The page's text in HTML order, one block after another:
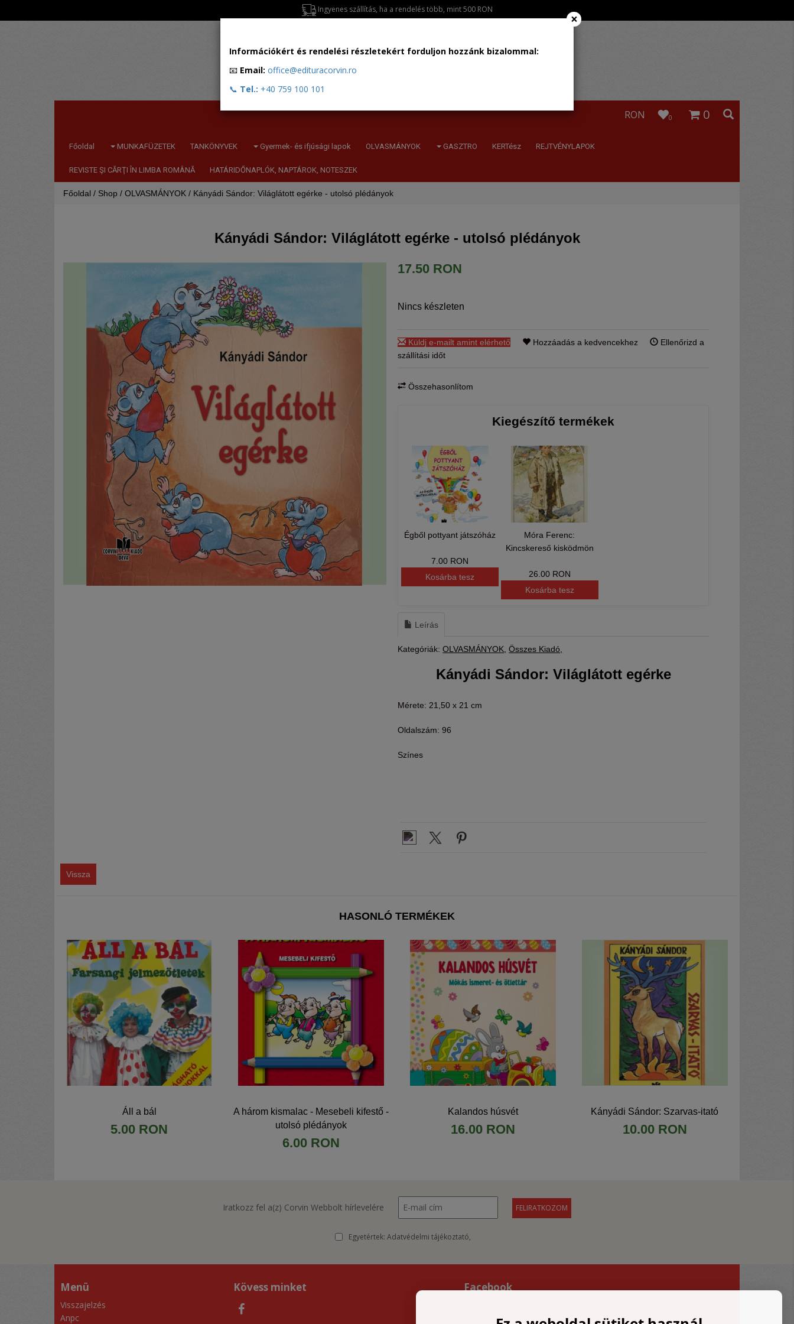
Ingyenes szállítás, ha a rendelés több, mint 500 RON
0
0
RON
Főoldal MUNKAFÜZETEK TANKÖNYVEK Gyermek- és ifjúsági lapok OLVASMÁNYOK GASZTRO KERTész REJTVÉNYLAPOK
REVISTE ŞI CĂRŢI ÎN LIMBA ROMÂNĂ HATÁRIDŐNAPLÓK, NAPTÁROK, NOTESZEK
Főoldal / Shop / OLVASMÁNYOK / Kányádi Sándor: Világlátott egérke - utolsó plédányok
Kányádi Sándor: Világlátott egérke - utolsó plédányok
17.50 RON
Nincs készleten
Küldj e-mailt amint elérhető Hozzáadás a kedvencekhez
Ellenőrizd a
szállítási időt
Összehasonlítom
Kiegészítő termékek
Égből pottyant játszóház
7.00 RON
Kosárba tesz
Móra Ferenc:
Kincskereső kisködmön
26.00 RON
Kosárba tesz
Leírás
Kategóriák:OLVASMÁNYOK Összes Kiadó
Kányádi Sándor: Világlátott egérke
Mérete: 21,50 x 21 cm
Oldalszám: 96
Színes
Vissza
HASONLÓ TERMÉKEK
Áll a bál
5.00 RON
A három kismalac - Mesebeli kifestő -
utolsó plédányok
6.00 RON
Kalandos húsvét
16.00 RON
Kányádi Sándor: Szarvas-itató
10.00 RON
Iratkozz fel a(z) Corvin Webbolt hírlevelére
Egyetértek: Adatvédelmi tájékoztató
Menü
Visszajelzés
Anpc
Kövess minket Facebook
×
Információkért és rendelési részletekért forduljon hozzánk bizalommal:
📧 Email: office@edituracorvin.ro
📞 Tel.: +40 759 100 101